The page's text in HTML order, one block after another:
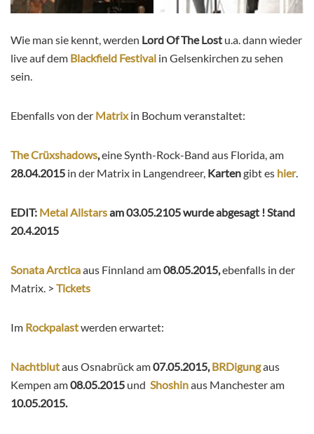
Wie man sie kennt, werden Lord Of The Lost u.a. dann wieder
live auf dem Blackfield Festival in Gelsenkirchen zu sehen
sein.
Ebenfalls von der Matrix in Bochum veranstaltet:
The Crüxshadows,eine Synth-Rock-Band aus Florida, am
28.04.2015 in der Matrix in Langendreer, Kartengibt es hier.
EDIT: Metal Allstarsam 03.05.2105 wurde abgesagt ! Stand
20.4.2015
Sonata Arcticaaus Finnland am08.05.2015,ebenfalls in der
Matrix. > Tickets
Im Rockpalastwerden erwartet:
Nachtblutaus Osnabrück am07.05.2015,BRDigungaus
Kempen am08.05.2015 und Shoshinaus Manchester am
10.05.2015.